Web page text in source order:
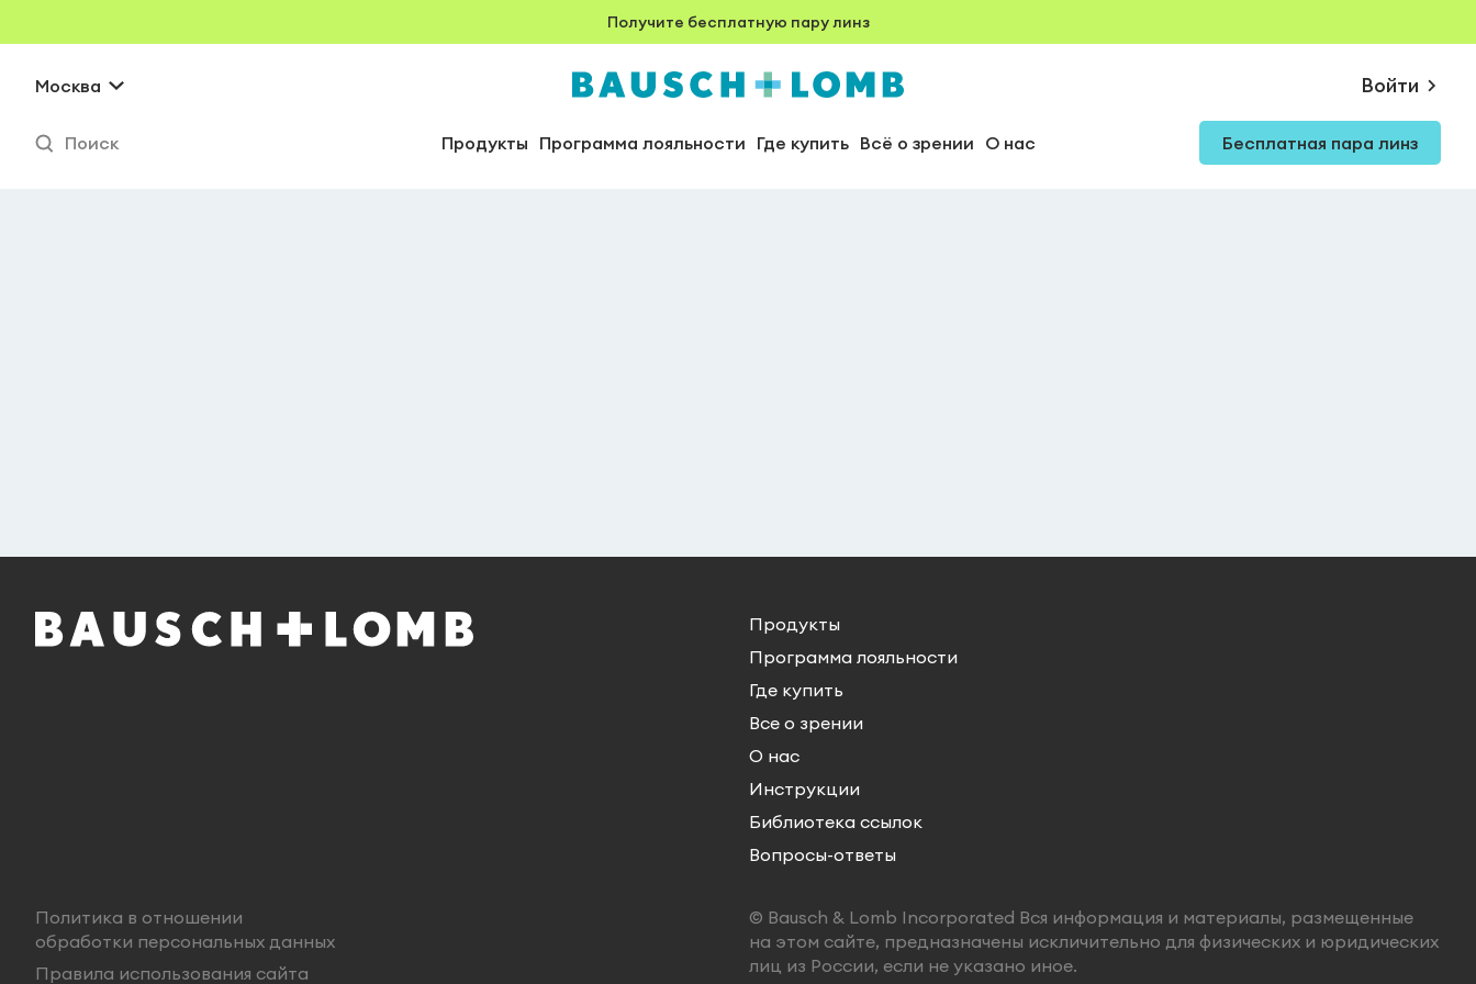
Получите бесплатную пару линз
Москва Войти
Поиск Продукты Программа лояльности Где купить Всё о зрении О нас Бесплатная пара линз
Продукты
Программа лояльности
Где купить
Все о зрении
О нас
Инструкции
Библиотека ссылок
Вопросы-ответы
Политика в отношении
обработки персональных данных
Правила использования сайта
© Bausch & Lomb Incorporated Вся информация и материалы, размещенные
на этом сайте, предназначены искличительно для физических и юридических
лиц из России, если не указано иное.